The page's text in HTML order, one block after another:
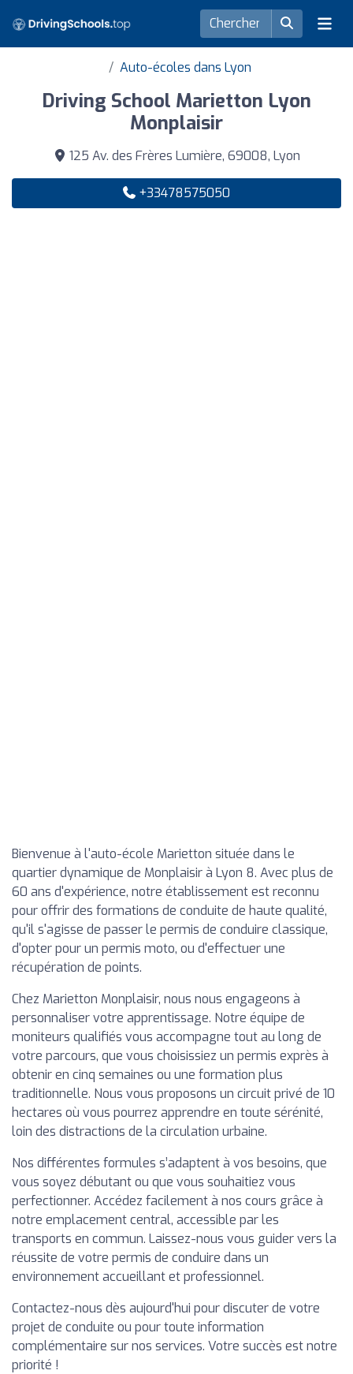
Auto-écoles dans Lyon
Driving School Marietton Lyon
Monplaisir
125 Av. des Frères Lumière, 69008, Lyon
+33478575050
Bienvenue à l'auto-école Marietton située dans le
quartier dynamique de Monplaisir à Lyon 8. Avec plus de
60 ans d'expérience, notre établissement est reconnu
pour offrir des formations de conduite de haute qualité,
qu'il s'agisse de passer le permis de conduire classique,
d'opter pour un permis moto, ou d'effectuer une
récupération de points.
Chez Marietton Monplaisir, nous nous engageons à
personnaliser votre apprentissage. Notre équipe de
moniteurs qualifiés vous accompagne tout au long de
votre parcours, que vous choisissiez un permis exprès à
obtenir en cinq semaines ou une formation plus
traditionnelle. Nous vous proposons un circuit privé de 10
hectares où vous pourrez apprendre en toute sérénité,
loin des distractions de la circulation urbaine.
Nos différentes formules s’adaptent à vos besoins, que
vous soyez débutant ou que vous souhaitiez vous
perfectionner. Accédez facilement à nos cours grâce à
notre emplacement central, accessible par les
transports en commun. Laissez-nous vous guider vers la
réussite de votre permis de conduire dans un
environnement accueillant et professionnel.
Contactez-nous dès aujourd'hui pour discuter de votre
projet de conduite ou pour toute information
complémentaire sur nos services. Votre succès est notre
priorité !